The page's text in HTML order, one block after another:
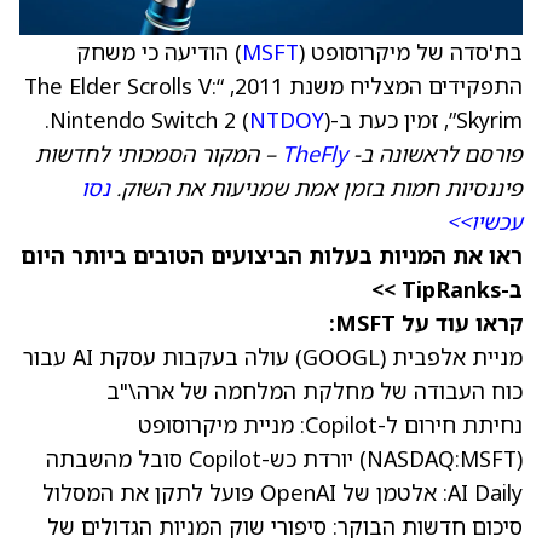
בת'סדה של מיקרוסופט (MSFT) הודיעה כי משחק
התפקידים המצליח משנת 2011, “The Elder Scrolls V:
Skyrim”, זמין כעת ב-Nintendo Switch 2 (
NTDOY).
פורסם לראשונה ב-TheFly – המקור הסמכותי לחדשות
פיננסיות חמות בזמן אמת שמניעות את השוק.נסו
עכשיו>>
ראו את המניות בעלות הביצועים הטובים ביותר היום
ב-TipRanks >>
קראו עוד על MSFT:
מניית אלפבית (GOOGL) עולה בעקבות עסקת AI עבור
כוח העבודה של מחלקת המלחמה של ארה\"ב
נחיתת חירום ל-Copilot: מניית מיקרוסופט
(NASDAQ:MSFT) יורדת כש-Copilot סובל מהשבתה
AI Daily: אלטמן של OpenAI פועל לתקן את המסלול
סיכום חדשות הבוקר: סיפורי שוק המניות הגדולים של